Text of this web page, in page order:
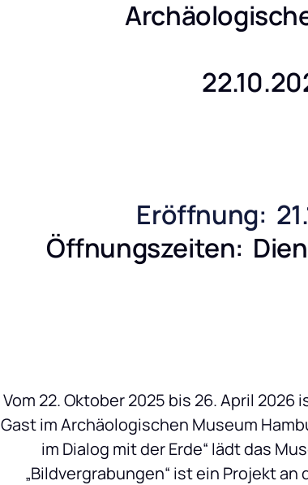
Eröffnung:
Öffnungszeiten:
Vom 22. Oktober 2025 bis 26. April
Gast im Archäologischen Museum
im Dialog mit der Erde“ lädt das
„Bildvergrabungen“ ist ein Projekt